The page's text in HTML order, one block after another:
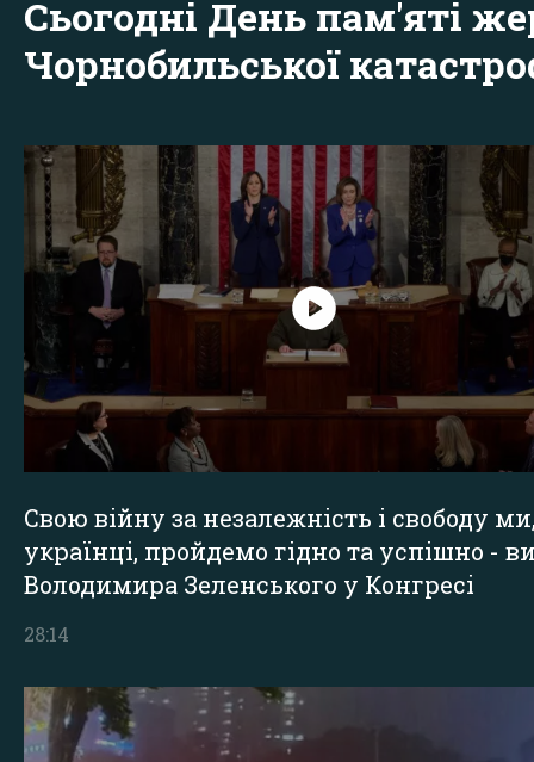
Сьогодні День пам'яті
Чорнобильської
Свою війну за незалежність і свободу
українці, пройдемо гідно та успішно -
Володимира Зеленського у Конгресі
28:14